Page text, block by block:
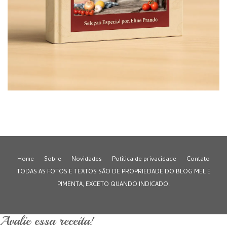
Home Sobre Novidades Política de privacidade
Contato
TODAS AS FOTOS E TEXTOS SÃO DE PROPRIEDADE DO BLOG MEL E
PIMENTA, EXCETO QUANDO INDICADO.
Avalie essa receita!